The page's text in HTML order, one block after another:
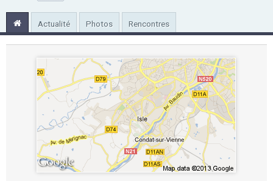
Actualité Photos Rencontres